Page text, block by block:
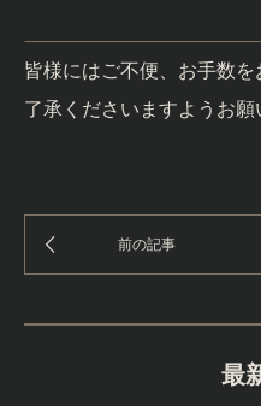
皆様にはご不便、お手数
了承くださいますようお願
最